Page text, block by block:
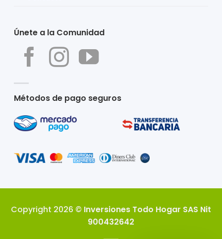
Únete a la Comunidad
Métodos de pago seguros
Copyright 2026 © Inversiones Todo Hogar SAS Nit
900432642